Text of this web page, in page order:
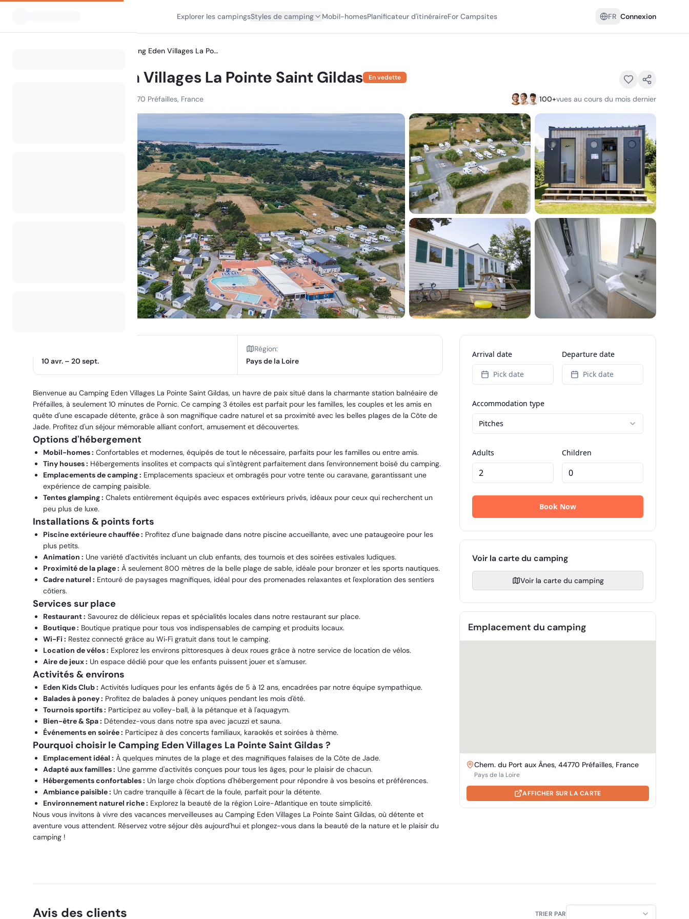
Explorer les campingsStyles de camping Mobil-homesPlanificateur d'itinéraireFor Campsites FR Connexion
Camping Eden Villages La Pointe Saint Gildas
Camping Eden Villages La Pointe Saint Gildas En vedette
Chem. du Port aux Ânes, 44770 Préfailles, France 100+vues au cours du mois dernier
10 avr. – 20 sept.
Région:
Pays de la Loire
Bienvenue au Camping Eden Villages La Pointe Saint Gildas, un havre de paix situé dans la charmante station balnéaire de
Préfailles, à seulement 10 minutes de Pornic. Ce camping 3 étoiles est parfait pour les familles, les couples et les amis en
quête d'une escapade détente, grâce à son magnifique cadre naturel et sa proximité avec les belles plages de la Côte de
Jade. Profitez d'un séjour mémorable alliant confort, amusement et découvertes.
Options d'hébergement
Mobil-homes : Confortables et modernes, équipés de tout le nécessaire, parfaits pour les familles ou entre amis.
Tiny houses : Hébergements insolites et compacts qui s'intègrent parfaitement dans l'environnement boisé du camping.
Emplacements de camping : Emplacements spacieux et ombragés pour votre tente ou caravane, garantissant une
expérience de camping paisible.
Tentes glamping : Chalets entièrement équipés avec espaces extérieurs privés, idéaux pour ceux qui recherchent un
peu plus de luxe.
Installations & points forts
Piscine extérieure chauffée : Profitez d'une baignade dans notre piscine accueillante, avec une pataugeoire pour les
plus petits.
Animation : Une variété d'activités incluant un club enfants, des tournois et des soirées estivales ludiques.
Proximité de la plage : À seulement 800 mètres de la belle plage de sable, idéale pour bronzer et les sports nautiques.
Cadre naturel : Entouré de paysages magnifiques, idéal pour des promenades relaxantes et l'exploration des sentiers
côtiers.
Services sur place
Restaurant : Savourez de délicieux repas et spécialités locales dans notre restaurant sur place.
Boutique : Boutique pratique pour tous vos indispensables de camping et produits locaux.
Wi-Fi : Restez connecté grâce au Wi‑Fi gratuit dans tout le camping.
Location de vélos : Explorez les environs pittoresques à deux roues grâce à notre service de location de vélos.
Aire de jeux : Un espace dédié pour que les enfants puissent jouer et s'amuser.
Activités & environs
Eden Kids Club : Activités ludiques pour les enfants âgés de 5 à 12 ans, encadrées par notre équipe sympathique.
Balades à poney : Profitez de balades à poney uniques pendant les mois d'été.
Tournois sportifs : Participez au volley-ball, à la pétanque et à l'aquagym.
Bien-être & Spa : Détendez-vous dans notre spa avec jacuzzi et sauna.
Événements en soirée : Participez à des concerts familiaux, karaokés et soirées à thème.
Pourquoi choisir le Camping Eden Villages La Pointe Saint Gildas ?
Emplacement idéal : À quelques minutes de la plage et des magnifiques falaises de la Côte de Jade.
Adapté aux familles : Une gamme d'activités conçues pour tous les âges, pour le plaisir de chacun.
Hébergements confortables : Un large choix d'options d'hébergement pour répondre à vos besoins et préférences.
Ambiance paisible : Un cadre tranquille à l'écart de la foule, parfait pour la détente.
Environnement naturel riche : Explorez la beauté de la région Loire-Atlantique en toute simplicité.
Nous vous invitons à vivre des vacances merveilleuses au Camping Eden Villages La Pointe Saint Gildas, où détente et
aventure vous attendent. Réservez votre séjour dès aujourd'hui et plongez-vous dans la beauté de la nature et le plaisir du
camping !
Voir la carte du camping
Voir la carte du camping
Emplacement du camping
Chem. du Port aux Ânes, 44770 Préfailles, France
Pays de la Loire
AFFICHER SUR LA CARTE
Avis des clients TRIER PAR